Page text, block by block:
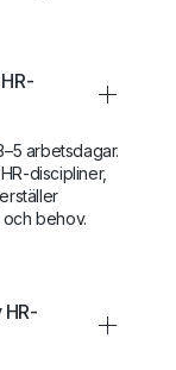
arbetsdagar.
discipliner,
behov.